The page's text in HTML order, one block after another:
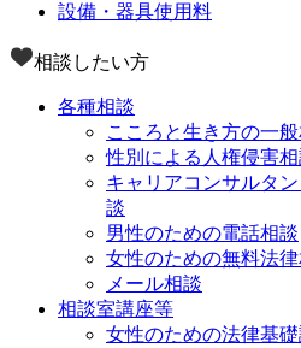
設備・器具使用料
相談したい方
各種相談
こころと生き方の一
性別による人権侵害相
キャリアコンサルタ
談
男性のための電話相談
女性のための無料法
メール相談
相談室講座等
女性のための法律基